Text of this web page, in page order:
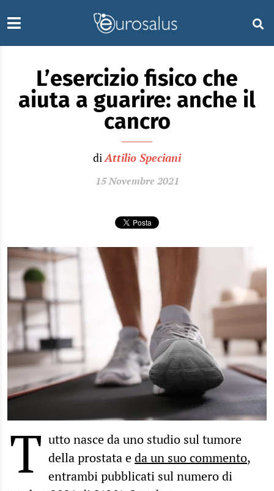
L’esercizio fisico che
aiuta a guarire: anche il
cancro
diAttilio Speciani
15 Novembre 2021
T utto nasce da uno studio sul tumore
della prostata eda un suo commento,
entrambi pubblicati sul numero di